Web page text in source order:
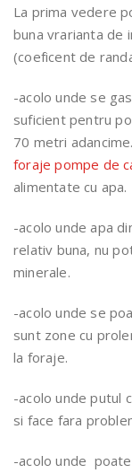
La prima vedere
buna vrarianta de
(coeficent de
-acolo unde se
suficient pentru
70 metri
foraje pompe de
alimentate cu apa.
-acolo unde apa
relativ buna, nu
minerale.
-acolo unde se
sunt zone cu
la foraje.
-acolo unde putul
si face fara
-acolo unde